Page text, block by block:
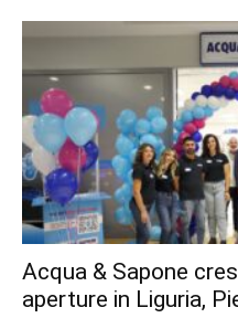
Acqua & Sapone
aperture in Liguria,